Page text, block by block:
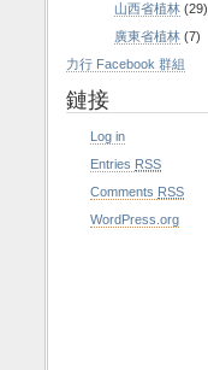
山西省植林 (29)
廣東省植林 (7)
力行 Facebook 群組
鏈接
Log in
Entries RSS
Comments RSS
WordPress.org